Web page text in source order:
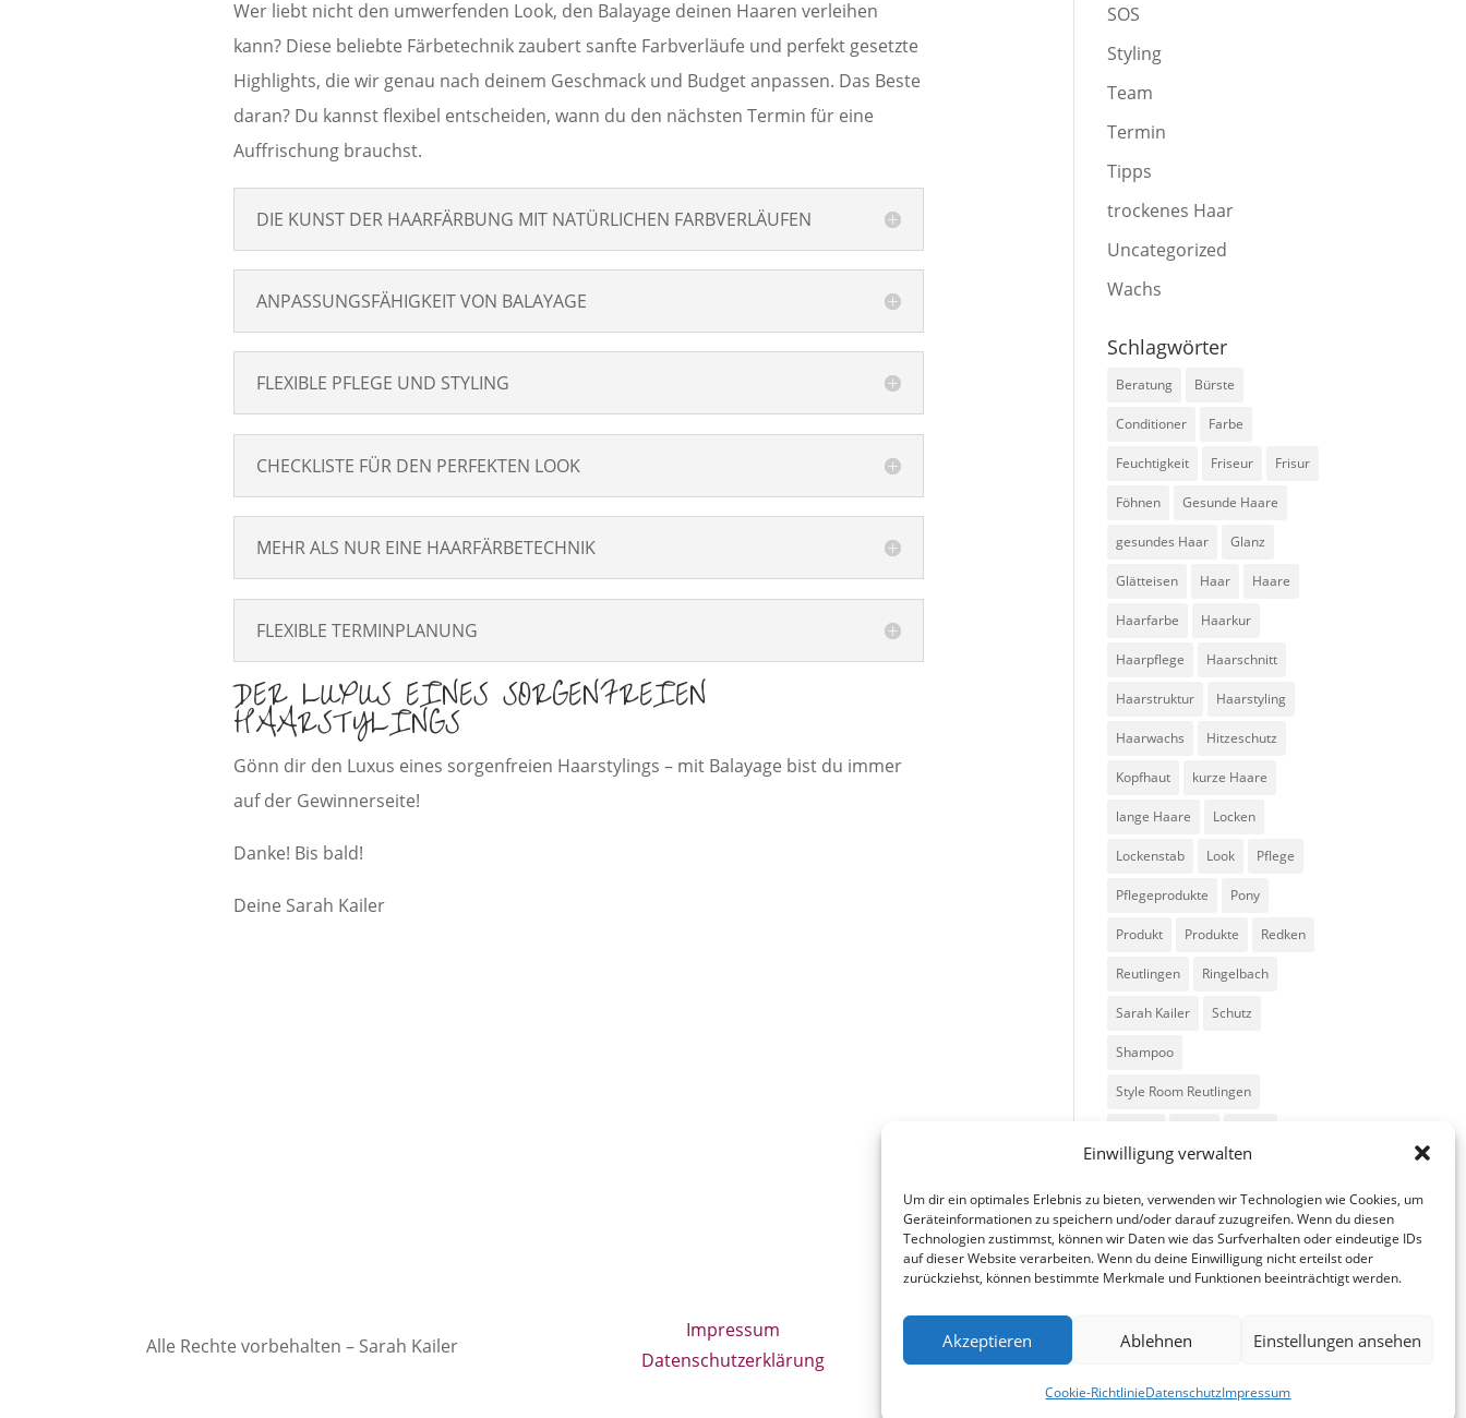
Einwilligung verwalten
Um dir ein optimales Erlebnis zu bieten, verwenden wir Technologien wie Cookies, um
Geräteinformationen zu speichern und/oder darauf zuzugreifen. Wenn du diesen
Technologien zustimmst, können wir Daten wie das Surfverhalten oder eindeutige IDs
auf dieser Website verarbeiten. Wenn du deine Einwilligung nicht erteilst oder
zurückziehst, können bestimmte Merkmale und Funktionen beeinträchtigt werden.
Akzeptieren Ablehnen Einstellungen ansehen
Cookie-RichtlinieDatenschutzImpressum
Wer liebt nicht den umwerfenden Look, den Balayage deinen Haaren verleihen
kann? Diese beliebte Färbetechnik zaubert sanfte Farbverläufe und perfekt gesetzte
Highlights, die wir genau nach deinem Geschmack und Budget anpassen. Das Beste
daran? Du kannst flexibel entscheiden, wann du den nächsten Termin für eine
Auffrischung brauchst.
DIE KUNST DER HAARFÄRBUNG MIT NATÜRLICHEN FARBVERLÄUFEN
ANPASSUNGSFÄHIGKEIT VON BALAYAGE
FLEXIBLE PFLEGE UND STYLING
CHECKLISTE FÜR DEN PERFEKTEN LOOK
MEHR ALS NUR EINE HAARFÄRBETECHNIK
FLEXIBLE TERMINPLANUNG
DER LUXUS EINES SORGENFREIEN
HAARSTYLINGS
Gönn dir den Luxus eines sorgenfreien Haarstylings – mit Balayage bist du immer
auf der Gewinnerseite!
Danke! Bis bald!
Deine Sarah Kailer
SOS
Styling
Team
Termin
Tipps
trockenes Haar
Uncategorized
Wachs
Schlagwörter
Beratung Bürste
Conditioner Farbe
Feuchtigkeit Friseur Frisur
Föhnen Gesunde Haare
gesundes Haar Glanz
Glätteisen Haar Haare
Haarfarbe Haarkur
Haarpflege Haarschnitt
Haarstruktur Haarstyling
Haarwachs Hitzeschutz
Kopfhaut kurze Haare
lange Haare Locken
Lockenstab Look Pflege
Pflegeprodukte Pony
Produkt Produkte Redken
Reutlingen Ringelbach
Sarah Kailer Schutz
Shampoo
Style Room Reutlingen
Trends
Alle Rechte vorbehalten – Sarah Kailer
Impressum
Datenschutzerklärung
fain g